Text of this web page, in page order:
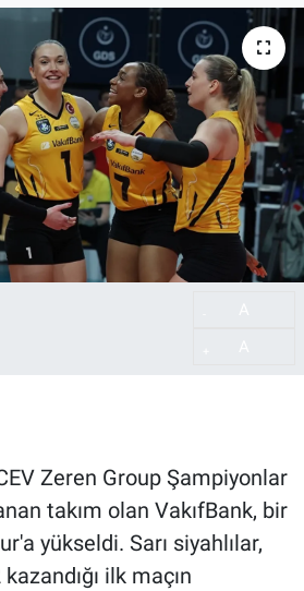
Zeren Group Şampiyonlar
takım olan VakıfBank, bir
yükseldi. Sarı siyahlılar,
ilk maçın